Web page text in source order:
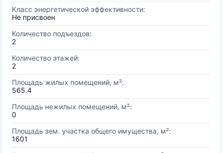
Класс энергетической эффективности:
Не присвоен
Количество подъездов:
2
Количество этажей:
2
Площадь жилых помещений, м²:
565.4
Площадь нежилых помещений, м²:
0
Площадь зем. участка общего имущества, м²:
1601